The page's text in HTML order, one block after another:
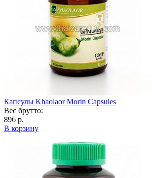
Капсулы Khaolaor Morin Capsules
Вес брутто:
896 р.
В корзину